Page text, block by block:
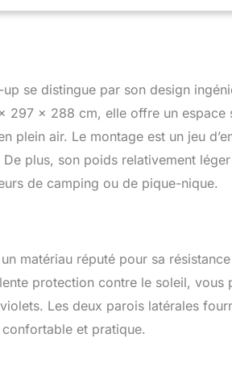
en hauteur qui se verrouillent en
marchés, etc. SPÉCIFICATIONS :
est fortement déconseillé de laisser
se distingue par son design
297 x 288 cm, elle offre un
plein air. Le montage est un jeu
plus, son poids relativement
de camping ou de pique-nique.
matériau réputé pour sa
protection contre le soleil,
Les deux parois latérales
et pratique.